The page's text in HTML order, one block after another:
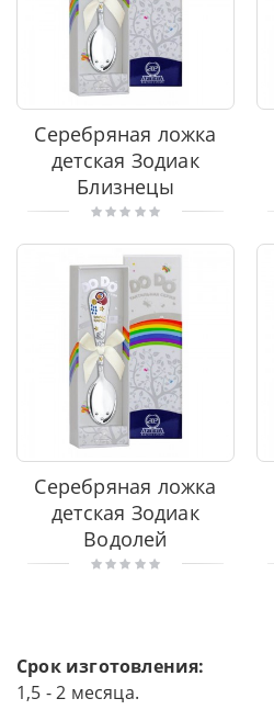
Серебряная ложка
детская Зодиак
Близнецы
Серебряная ложка
детская Зодиак
Водолей
Срок изготовления:
1,5 - 2 месяца.